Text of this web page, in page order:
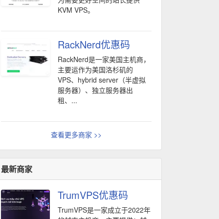
KVM VPS。
RackNerd优惠码
RackNerd是一家美国主机商，
主要运作为美国洛杉矶的
VPS、hybrid server（半虚拟
服务器）、独立服务器出
租、...
查看更多商家 >>
最新商家
TrumVPS优惠码
TrumVPS是一家成立于2022年